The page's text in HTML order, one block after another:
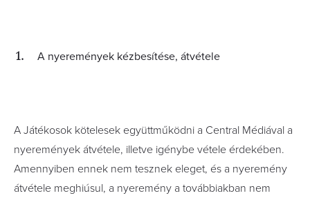
A nyeremények kézbesítése, átvétele
A Játékosok kötelesek együttműködni a Central Médiával a
nyeremények átvétele, illetve igénybe vétele érdekében.
Amennyiben ennek nem tesznek eleget, és a nyeremény
átvétele meghiúsul, a nyeremény a továbbiakban nem